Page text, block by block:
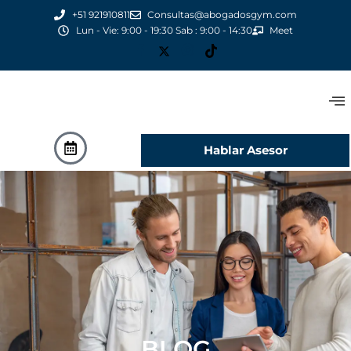
+51 921910811
Consultas@abogadosgym.com
Lun - Vie: 9:00 - 19:30 Sab : 9:00 - 14:30
Meet
Hablar Asesor